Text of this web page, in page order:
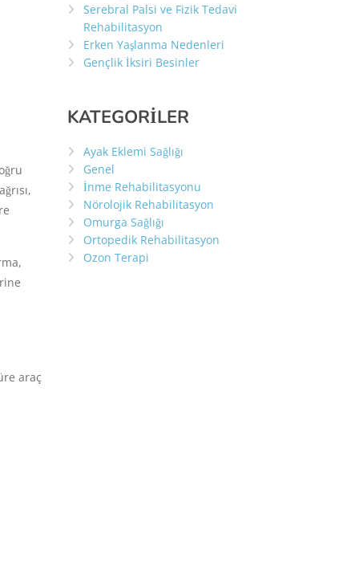
araç
Serebral Palsi ve Fizik Tedavi
Rehabilitasyon
Erken Yaşlanma Nedenleri
Gençlik İksiri Besinler
KATEGORİLER
Ayak Eklemi Sağlığı
Genel
İnme Rehabilitasyonu
Nörolojik Rehabilitasyon
Omurga Sağlığı
Ortopedik Rehabilitasyon
Ozon Terapi